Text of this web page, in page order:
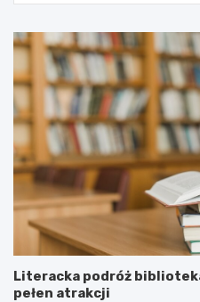
Literacka podróż
pełen atrakcji